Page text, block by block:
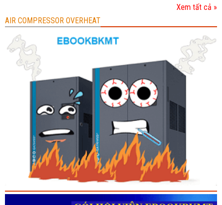
Xem tất cả »
AIR COMPRESSOR OVERHEAT